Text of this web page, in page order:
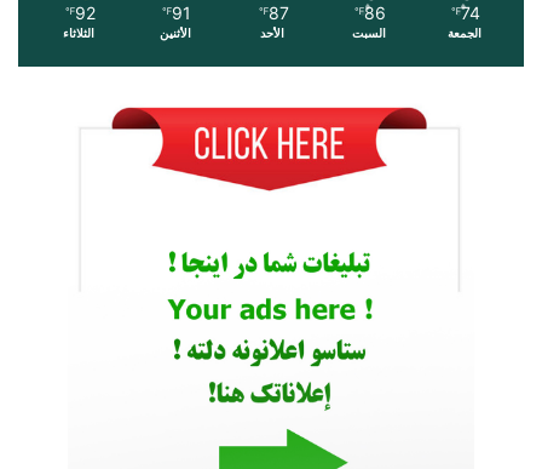
74
℉
الجمعة
86
℉
السبت
87
℉
الأحد
91
℉
الأثنين
92
℉
الثلاثاء